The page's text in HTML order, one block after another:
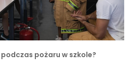
pożaru w szkole?